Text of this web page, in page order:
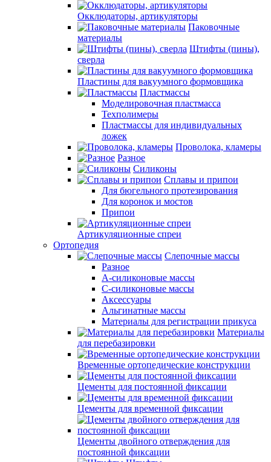
Окклюдаторы, артикуляторы
Паковочные
материалы
Штифты (пины),
сверла
Пластины для вакуумного формовщика
Пластмассы
Моделировочная пластмасса
Техполимеры
Пластмассы для индивидуальных
ложек
Проволока, кламеры
Разное
Силиконы
Сплавы и припои
Для бюгельного протезирования
Для коронок и мостов
Припои
Артикуляционные спреи
Ортопедия
Слепочные массы
Разное
А-силиконовые массы
С-силиконовые массы
Аксессуары
Альгинатные массы
Материалы для регистрации прикуса
Материалы
для перебазировки
Временные ортопедические конструкции
Цементы для постоянной фиксации
Цементы для временной фиксации
Цементы двойного отверждения для
постоянной фиксации